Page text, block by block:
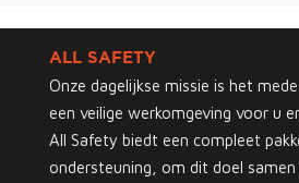
ALL SAFETY
Onze dagelijkse missie is het
een veilige werkomgeving voor u
All Safety biedt een compleet
ondersteuning, om dit doel